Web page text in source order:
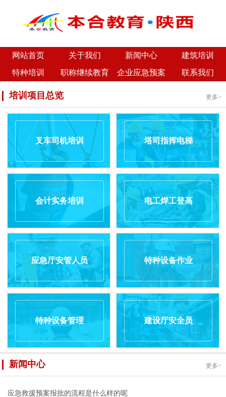
网站首页 关于我们 新闻中心
建筑培训
特种培训
职称继续教育 企业应急预案 联系我们
培训项目总览 更多>
叉车司机培训 塔司指挥电梯
会计实务培训 电工焊工登高
应急厅安管人员 特种设备作业
特种设备管理 建设厅安全员
新闻中心 更多>
应急救援预案报批的流程是什么样的呢